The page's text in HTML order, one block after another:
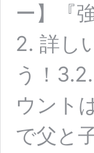
ー】『
2. 詳し
う！
ウント
で父と